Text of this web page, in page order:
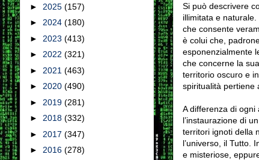
Si può descrivere
illimitata e
che consente
è colui che,
esponenzialmente
che concerne la
territorio oscuro e
spiritualità pertiene
A differenza di ogni
l’instaurazione di
territori ignoti della
l’universo, il Tutto.
e misteriose,
► 2025 (157)
► 2024 (180)
► 2023 (413)
► 2022 (321)
► 2021 (463)
► 2020 (490)
► 2019 (281)
► 2018 (332)
► 2017 (347)
► 2016 (278)